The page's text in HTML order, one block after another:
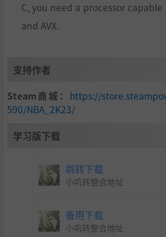
C, you need a processor capable
and AVX.
支持作者
Steam商城： https://
590/NBA_2K23/
学习版下载
跳转下载
小叽转整合地址
备用下载
小叽转整合地址